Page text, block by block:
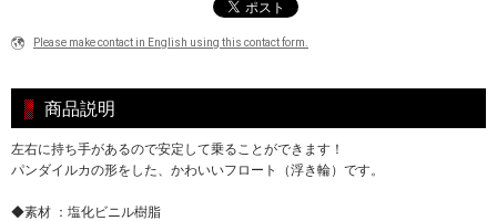
Please make contact in English using this contact form.
商品説明
左右に持ち手があるので安定して乗ることができます！
パンダイルカの形をした、かわいいフロート（浮き輪）です。
◆素材 ：塩化ビニル樹脂